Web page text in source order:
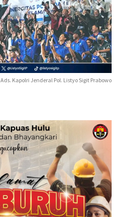
Ads. Kapolri Jenderal Pol. Listyo Sigit Prabowo